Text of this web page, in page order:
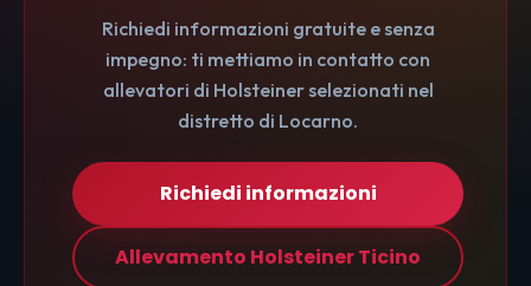
Richiedi informazioni gratuite e senza
impegno: ti mettiamo in contatto con
allevatori di Holsteiner selezionati nel
distretto di Locarno.
Richiedi informazioni
Allevamento Holsteiner Ticino